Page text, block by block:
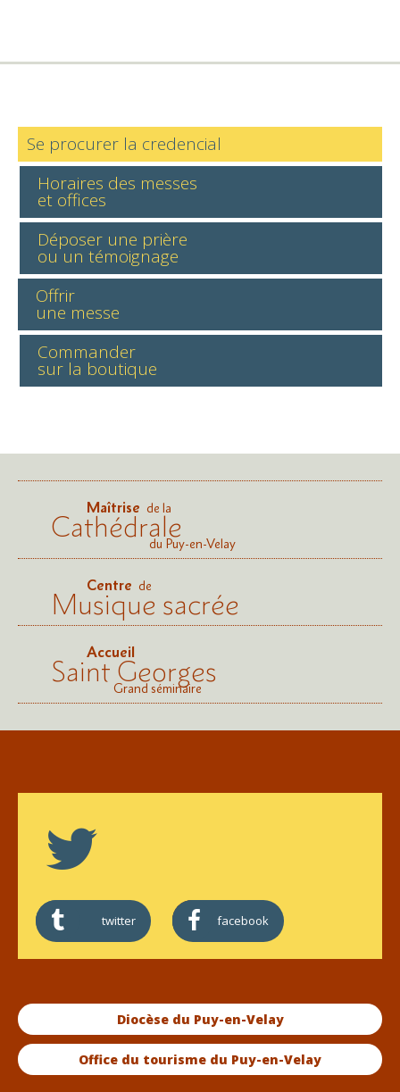
Se procurer la credencial
Horaires des messes
et offices
Déposer une prière
ou un témoignage
Offrir
une messe
Commander
sur la boutique
Maîtrise de la
Cathédraledu Puy-en-Velay
Centre de
Musique sacrée
Accueil
Saint Georges
Grand séminaire
twitter facebook
Diocèse du Puy-en-Velay
Office du tourisme du Puy-en-Velay